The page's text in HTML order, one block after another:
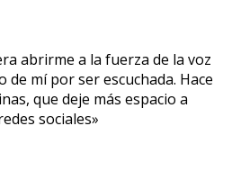
abrirme a la fuerza de la voz
de mí por ser escuchada. Hace
que deje más espacio a
sociales»